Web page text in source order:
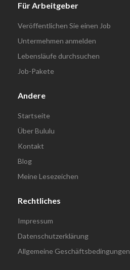
Für Arbeitgeber
Veröffentlichen Sie einen Job
Untermehmen anmelden
Lebensläufe durchsuchen
Job-Pakete
Andere
Startseite
Über Bululu
Kontakt
Blog
Meine Lesezeichen
Rechtliches
Impressum
Datenschutzerklärung
Allgemeine Geschäftsbedingungen